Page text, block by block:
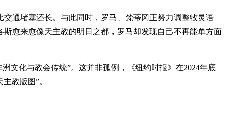
通堵塞还长。与此同时，罗马、梵蒂冈正努力调整牧灵语
愈来愈像天主教的明日之都，罗马却发现自己不再能单方面
文化与教会传统”。这并非孤例，《纽约时报》在2024年底
教版图”。